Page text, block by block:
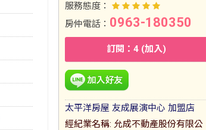
服務態度：
房仲電話： 0963-180350
訂閱：4 (加入)
太平洋房屋 友成展演中心 加盟店
經紀業名稱: 允成不動產股份有限公